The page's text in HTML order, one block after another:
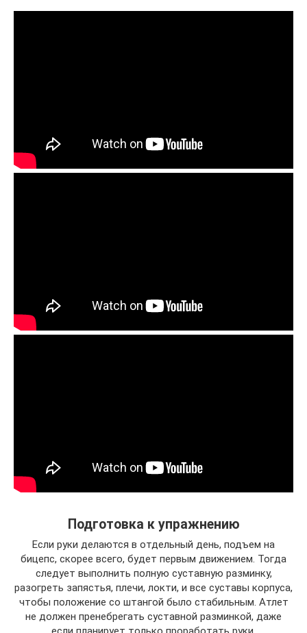
Подготовка к упражнению
Если руки делаются в отдельный день, подъем на
бицепс, скорее всего, будет первым движением. Тогда
следует выполнить полную суставную разминку,
разогреть запястья, плечи, локти, и все суставы корпуса,
чтобы положение со штангой было стабильным. Атлет
не должен пренебрегать суставной разминкой, даже